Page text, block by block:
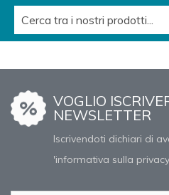
VOGLIO
NEWSLETTER
Iscrivendoti dichiari di
'informativa sulla privacy